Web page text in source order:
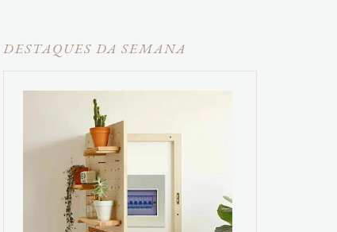
DESTAQUES DA SEMANA